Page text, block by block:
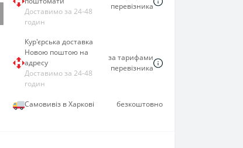
Доставимо за 24-48
годин
перевізника
Кур'єрська доставка
Новою поштою на
адресу
Доставимо за 24-48
годин
за тарифами
перевізника
Самовивіз в Харкові безкоштовно